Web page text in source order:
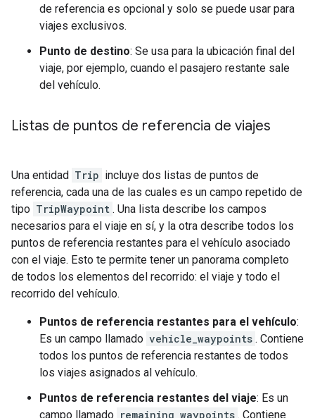
de referencia es opcional y solo se puede usar para
viajes exclusivos.
Punto de destino: Se usa para la ubicación final del
viaje, por ejemplo, cuando el pasajero restante sale
del vehículo.
Listas de puntos de referencia de viajes
Una entidad Trip incluye dos listas de puntos de
referencia, cada una de las cuales es un campo repetido de
tipo TripWaypoint . Una lista describe los campos
necesarios para el viaje en sí, y la otra describe todos los
puntos de referencia restantes para el vehículo asociado
con el viaje. Esto te permite tener un panorama completo
de todos los elementos del recorrido: el viaje y todo el
recorrido del vehículo.
Puntos de referencia restantes para el vehículo:
Es un campo llamado vehicle_waypoints . Contiene
todos los puntos de referencia restantes de todos
los viajes asignados al vehículo.
Puntos de referencia restantes del viaje: Es un
campo llamado remaining_waypoints . Contiene